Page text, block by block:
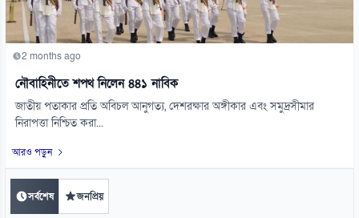
2 months ago
নৌবাহিনীতে শপথ নিলেন ৪৪১ নাবিক
জাতীয় পতাকার প্রতি অবিচল আনুগত্য, দেশরক্ষার অঙ্গীকার এবং সমুদ্রসীমার
নিরাপত্তা নিশ্চিত করা...
আরও পড়ুন
সর্বশেষ জনপ্রিয়